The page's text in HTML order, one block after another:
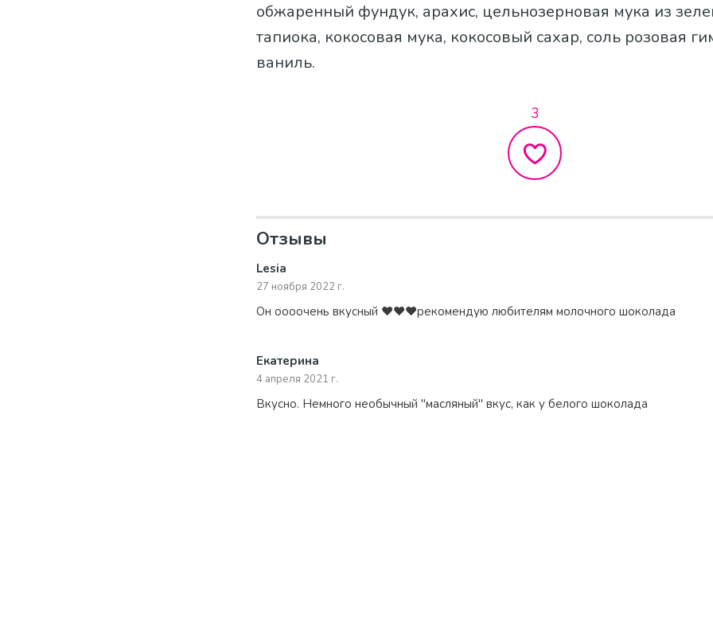
обжаренный фундук, арахис, цельнозерновая мука из
тапиока, кокосовая мука, кокосовый сахар, соль розовая
ваниль.
3
Отзывы
Lesia
27 ноября 2022 г.
Он оооочень вкусный ❤️❤️❤️рекомендую любителям молочного шоколада
Екатерина
4 апреля 2021 г.
Вкусно. Немного необычный "масляный" вкус, как у белого шоколада